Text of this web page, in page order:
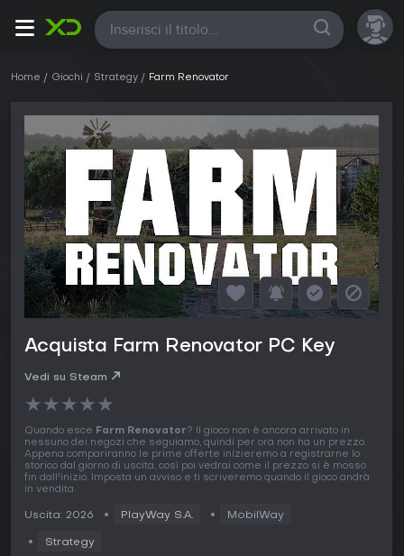
Tutte
Home Giochi Strategy Farm Renovator
Acquista Farm Renovator PC Key
Vedi su Steam
★★★★★
Quando esce Farm Renovator? Il gioco non è ancora arrivato in
nessuno dei negozi che seguiamo, quindi per ora non ha un prezzo.
Appena compariranno le prime offerte inizieremo a registrarne lo
storico dal giorno di uscita, così poi vedrai come il prezzo si è mosso
fin dall'inizio. Imposta un avviso e ti scriveremo quando il gioco andrà
in vendita.
Uscita: 2026 PlayWay S.A. MobilWay
Strategy